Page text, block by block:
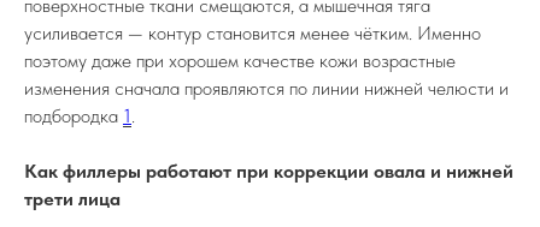
поверхностные ткани смещаются, а мышечная тяга
усиливается — контур становится менее чётким. Именно
поэтому даже при хорошем качестве кожи возрастные
изменения сначала проявляются по линии нижней челюсти и
подбородка 1.
Как филлеры работают при коррекции овала и нижней
трети лица